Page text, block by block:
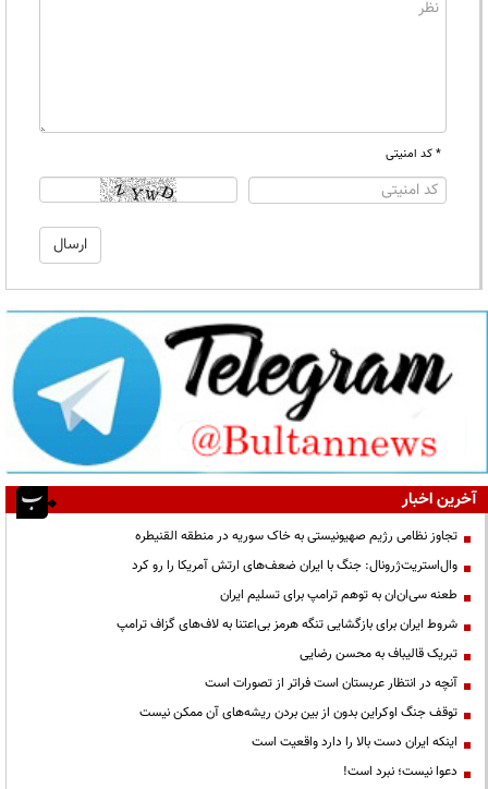
* کد امنیتی
آخرین اخبار
تجاوز نظامی رژیم صهیونیستی به خاک سوریه در منطقه القنیطره
وال‌استریت‌ژرونال: جنگ با ایران ضعف‌های ارتش آمریکا را رو کرد
طعنه سی‌ان‌ان به توهم ترامپ برای تسلیم ایران
شروط ایران برای بازگشایی تنگه هرمز بی‌اعتنا به لاف‌های گزاف ترامپ
تبریک قالیباف به محسن رضایی
آنچه در انتظار عربستان است فراتر از تصورات است
توقف جنگ اوکراین بدون از بین بردن ریشه‌های آن ممکن نیست
اینکه ایران دست بالا را دارد واقعیت است
دعوا نیست؛ نبرد است!